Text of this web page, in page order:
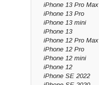
iPhone 13 Pro Max
iPhone 13 Pro
iPhone 13 mini
iPhone 13
iPhone 12 Pro Max
iPhone 12 Pro
iPhone 12 mini
iPhone 12
iPhone SE 2022